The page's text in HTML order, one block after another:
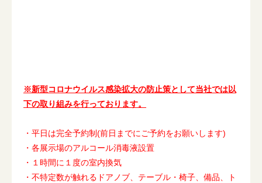
※新型コロナウイルス感染拡大の防止策として当社では以
下の取り組みを行っております。
・平日は完全予約制(前日までにご予約をお願いします)
・各展示場のアルコール消毒液設置
・１時間に１度の室内換気
・不特定数が触れるドアノブ、テーブル・椅子、備品、ト